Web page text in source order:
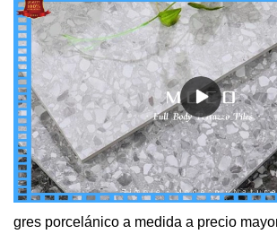
gres porcelánico a medida a precio